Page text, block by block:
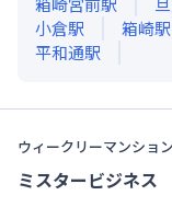
小倉駅 箱崎駅
平和通駅
ウィークリーマンショ
ミスタービジネス